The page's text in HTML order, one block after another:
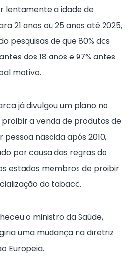
lentamente a idade de
21 anos ou 25 anos até 2025,
pesquisas de que 80% dos
dos 18 anos e 97% antes
motivo.
já divulgou um plano no
a venda de produtos de
nascida após 2010,
por causa das regras do
estados membros de proibir
do tabaco.
o ministro da Saúde,
uma mudança na diretriz
Europeia.